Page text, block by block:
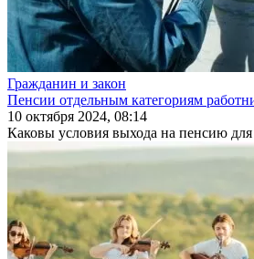
Гражданин и закон
Пенсии отдельным категориям
10 октября 2024, 08:14
Каковы условия выхода на пенсию для